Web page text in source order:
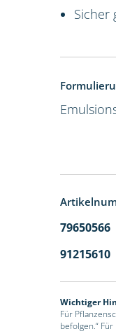
Sicher
79650566
91215610
Wichtiger
Für
befolgen.“